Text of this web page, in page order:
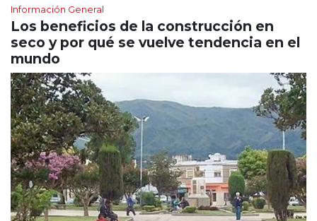
Información General
Los beneficios de la construcción en
seco y por qué se vuelve tendencia en el
mundo